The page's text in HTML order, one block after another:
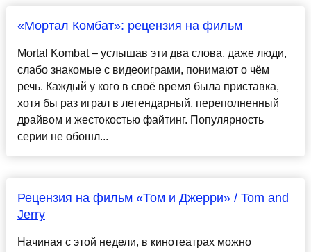
«Мортал Комбат»: рецензия на фильм
Mortal Kombat – услышав эти два слова, даже люди,
слабо знакомые с видеоиграми, понимают о чём
речь. Каждый у кого в своё время была приставка,
хотя бы раз играл в легендарный, переполненный
драйвом и жестокостью файтинг. Популярность
серии не обошл...
Рецензия на фильм «Том и Джерри» / Tom and
Jerry
Начиная с этой недели, в кинотеатрах можно